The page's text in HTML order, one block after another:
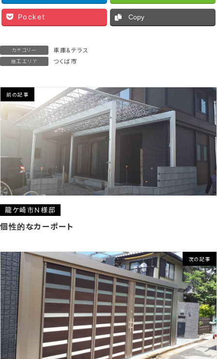
Pocket Copy
カテゴリー 車庫&テラス
施工エリア つくば市
前の記事
龍ケ崎市N様邸
個性的なカーポート
次の記事